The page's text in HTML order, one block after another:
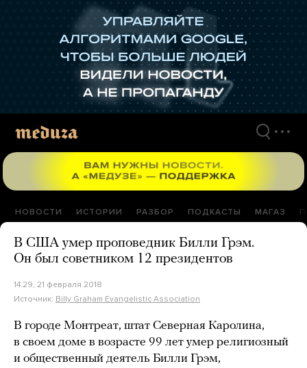
НОВОСТИ ИСТОРИИ РАЗБОР ПОДКАСТЫ МАГАЗ
В США умер проповедник Билли Грэм.
Он был советником 12 президентов
14:29, 21 февраля 2018
Источник: Billy Graham Evangelistic Association
В городе Монтреат, штат Северная Каролина,
в своем доме в возрасте 99 лет умер религиозный
и общественный деятель Билли Грэм,